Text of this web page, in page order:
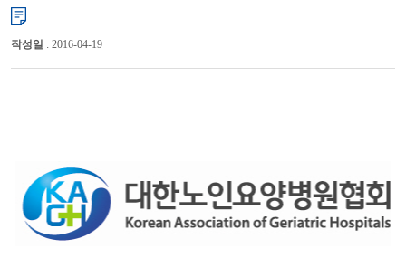
대한의료사회복지사협회(회장 송효석)는 11월 11일(월)에 대한노...
작성일 : 2016-04-19